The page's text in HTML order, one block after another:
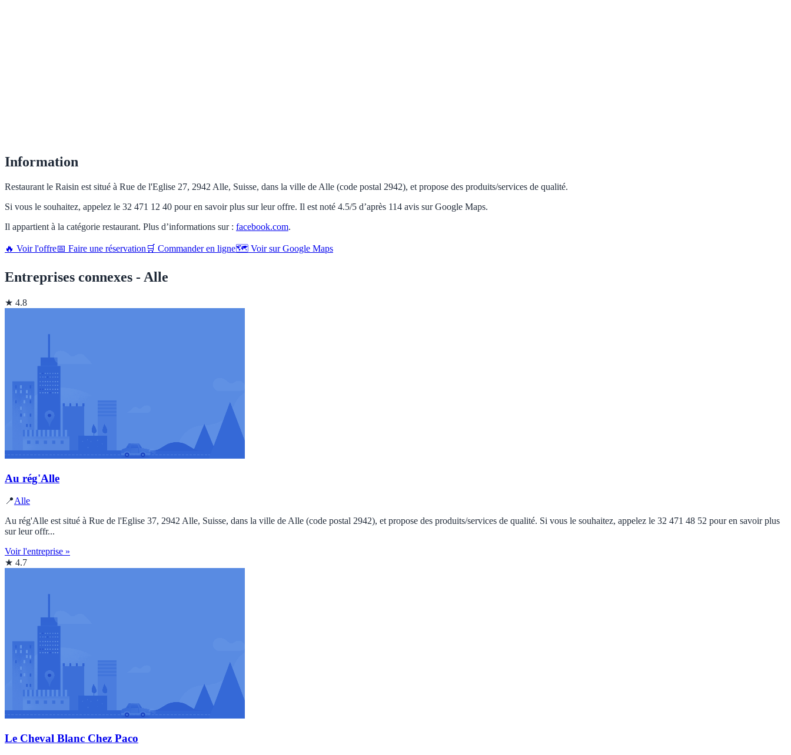
Information
Restaurant le Raisin est situé à Rue de l'Eglise 27, 2942 Alle, Suisse, dans la ville de Alle (code postal 2942), et propose des produits/services de qualité.
Si vous le souhaitez, appelez le 32 471 12 40 pour en savoir plus sur leur offre. Il est noté 4.5/5 d’après 114 avis sur Google Maps.
Il appartient à la catégorie restaurant. Plus d’informations sur : facebook.com.
🔥 Voir l'offre📅 Faire une réservation 🛒 Commander en ligne🗺️ Voir sur Google Maps
Entreprises connexes - Alle
★ 4.8
Au rég'Alle
📍Alle
Au rég'Alle est situé à Rue de l'Eglise 37, 2942 Alle, Suisse, dans la ville de Alle (code postal 2942), et propose des produits/services de qualité. Si vous le souhaitez, appelez le 32 471 48 52 pour en savoir plus
sur leur offr...
Voir l'entreprise »
★ 4.7
Le Cheval Blanc Chez Paco